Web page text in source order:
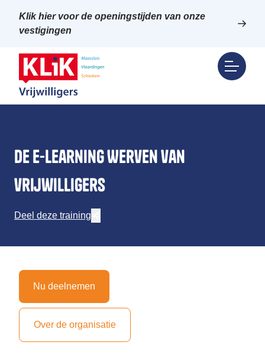
Klik hier voor de openingstijden van onze
vestigingen
De e-learning Werven van
vrijwilligers
Deel deze training
Nu deelnemen
Over de organisatie